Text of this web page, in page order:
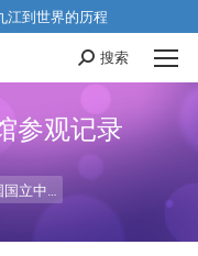
江到世界的历程
Search:
搜索
参观记录
国立中…